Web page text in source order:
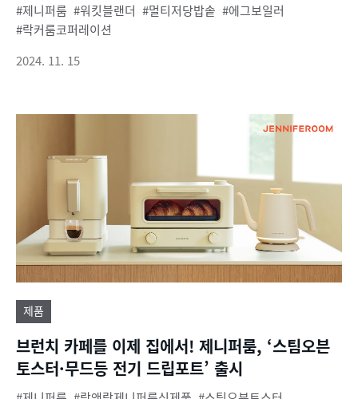
제니퍼룸 워킷블랜더 멀티저당밥솥
에그보일러
락커룸코퍼레이션
2024. 11. 15
제품
브런치 카페를 이제 집에서! 제니퍼룸, ‘스팀오븐
토스터·무드등 전기 드립포트’ 출시